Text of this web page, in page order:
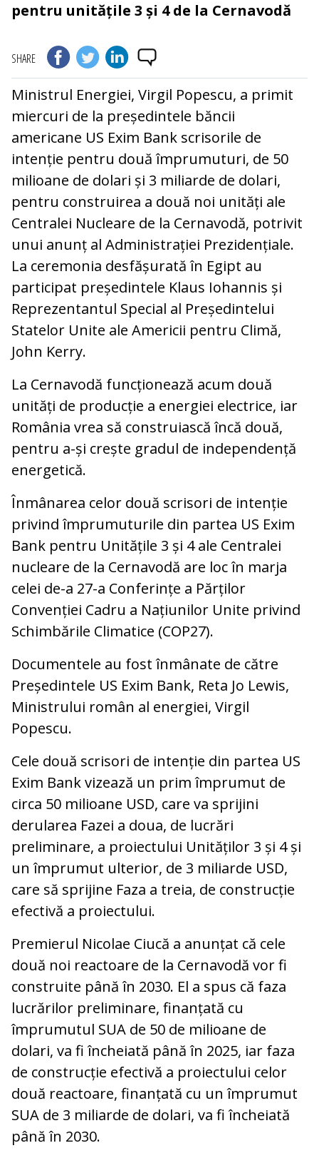
pentru unitățile 3 și 4 de la Cernavodă
SHARE
Ministrul Energiei, Virgil Popescu, a primit
miercuri de la președintele băncii
americane US Exim Bank scrisorile de
intenție pentru două împrumuturi, de 50
milioane de dolari și 3 miliarde de dolari,
pentru construirea a două noi unități ale
Centralei Nucleare de la Cernavodă, potrivit
unui anunț al Administrației Prezidențiale.
La ceremonia desfășurată în Egipt au
participat președintele Klaus Iohannis și
Reprezentantul Special al Președintelui
Statelor Unite ale Americii pentru Climă,
John Kerry.
La Cernavodă funcționează acum două
unități de producție a energiei electrice, iar
România vrea să construiască încă două,
pentru a-și crește gradul de independență
energetică.
Înmânarea celor două scrisori de intenție
privind împrumuturile din partea US Exim
Bank pentru Unitățile 3 și 4 ale Centralei
nucleare de la Cernavodă are loc în marja
celei de-a 27-a Conferințe a Părților
Convenției Cadru a Națiunilor Unite privind
Schimbările Climatice (COP27).
Documentele au fost înmânate de către
Președintele US Exim Bank, Reta Jo Lewis,
Ministrului român al energiei, Virgil
Popescu.
Cele două scrisori de intenție din partea US
Exim Bank vizează un prim împrumut de
circa 50 milioane USD, care va sprijini
derularea Fazei a doua, de lucrări
preliminare, a proiectului Unităților 3 și 4 și
un împrumut ulterior, de 3 miliarde USD,
care să sprijine Faza a treia, de construcție
efectivă a proiectului.
Premierul Nicolae Ciucă a anunțat că cele
două noi reactoare de la Cernavodă vor fi
construite până în 2030. El a spus că faza
lucrărilor preliminare, finanțată cu
împrumutul SUA de 50 de milioane de
dolari, va fi încheiată până în 2025, iar faza
de construcție efectivă a proiectului celor
două reactoare, finanțată cu un împrumut
SUA de 3 miliarde de dolari, va fi încheiată
până în 2030.